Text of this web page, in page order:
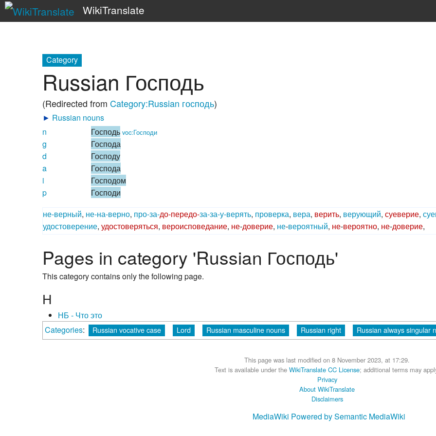
WikiTranslate
Category
Russian Господь
(Redirected from Category:Russian господь)
► Russian nouns
n
g
d
a
i
p
Господь voc:Господи
Господа
Господу
Господа
Господом
Господи
не-верный не-на-верно про-за-до-передо-за-за-у-верять проверка вера верить верующий суеверие
удостоверение удостоверяться вероисповедание не-доверие не-вероятный не-вероятно не-доверие
Pages in category 'Russian Господь'
This category contains only the following page.
Н
НБ - Что это
Categories: Russian vocative case Lord Russian masculine nouns Russian right Russian always singular
This page was last modified on 8 November 2023, at 17:29.
Text is available under the WikiTranslate CC License; additional terms may
Privacy
About WikiTranslate
Disclaimers
MediaWiki Powered by Semantic MediaWiki